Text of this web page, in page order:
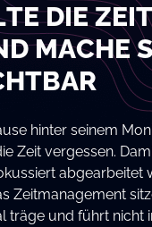
DIE
MACHE
hinter seinem
Zeit vergessen.
abgearbeitet
Zeitmanagement
träge und führt nicht